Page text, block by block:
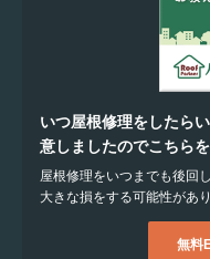
いつ屋根修理をしたら
意しましたのでこちら
屋根修理をいつまでも後回
大きな損をする可能性があり
無料